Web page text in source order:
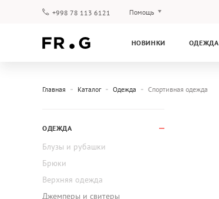
+998 78 113 6121 Помощь
Гарантия
НОВИНКИ ОДЕЖДА
Главная Каталог Одежда Спортивная одежда
ОДЕЖДА
Блузы и рубашки
Брюки
Верхняя одежда
Джемперы и свитеры